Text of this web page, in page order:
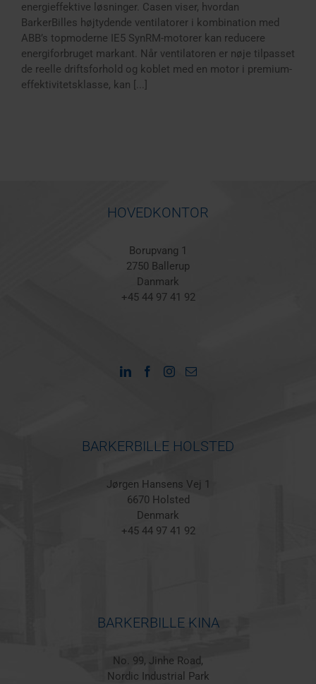
energieffektive løsninger. Casen viser, hvordan
BarkerBilles højtydende ventilatorer i kombination med
ABB’s topmoderne IE5 SynRM-motorer kan reducere
energiforbruget markant. Når ventilatoren er nøje tilpasset
de reelle driftsforhold og koblet med en motor i premium-
effektivitetsklasse, kan [...]
HOVEDKONTOR
Borupvang 1
2750 Ballerup
Danmark
+45 44 97 41 92
BARKERBILLE HOLSTED
Jørgen Hansens Vej 1
6670 Holsted
Denmark
+45 44 97 41 92
BARKERBILLE KINA
No. 99, Jinhe Road,
Nordic Industrial Park